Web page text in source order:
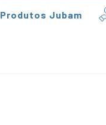
Produtos Jubam